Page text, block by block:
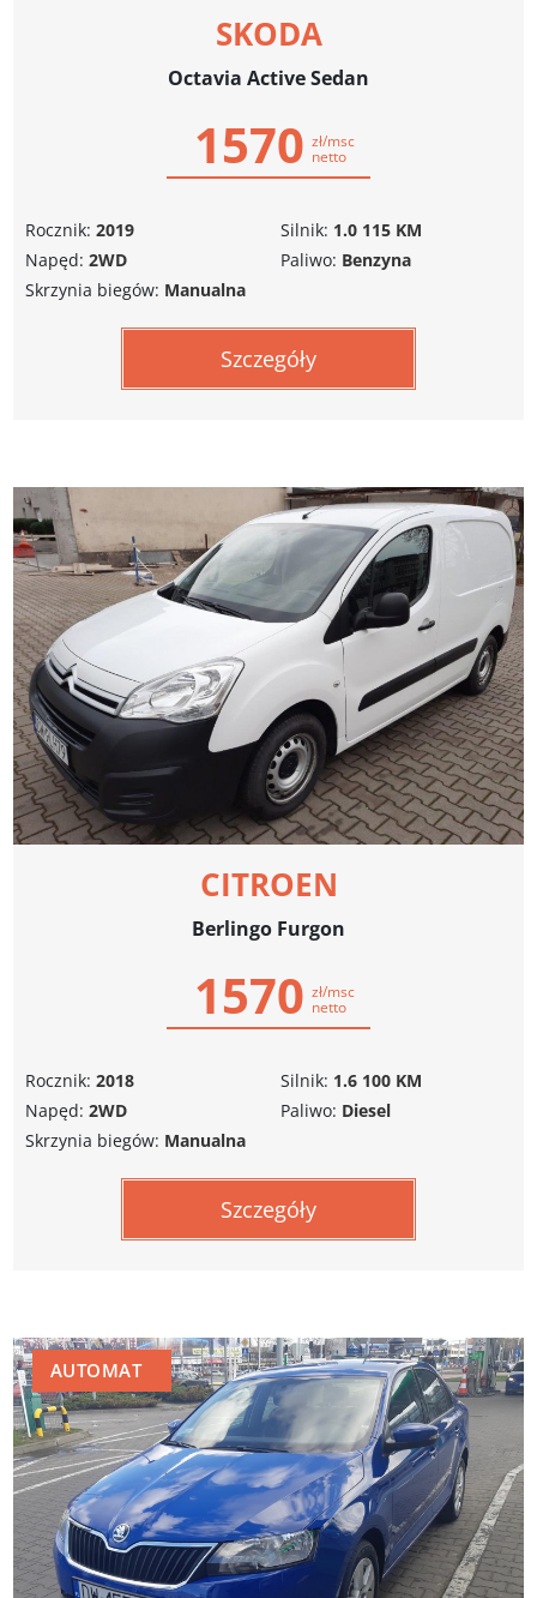
SKODA
Octavia Active Sedan
1570 zł/msc
netto
Rocznik: 2019
Napęd: 2WD
Silnik: 1.0 115 KM
Paliwo: Benzyna
Skrzynia biegów: Manualna
Szczegóły
CITROEN
Berlingo Furgon
1570 zł/msc
netto
Rocznik: 2018
Napęd: 2WD
Silnik: 1.6 100 KM
Paliwo: Diesel
Skrzynia biegów: Manualna
Szczegóły
AUTOMAT